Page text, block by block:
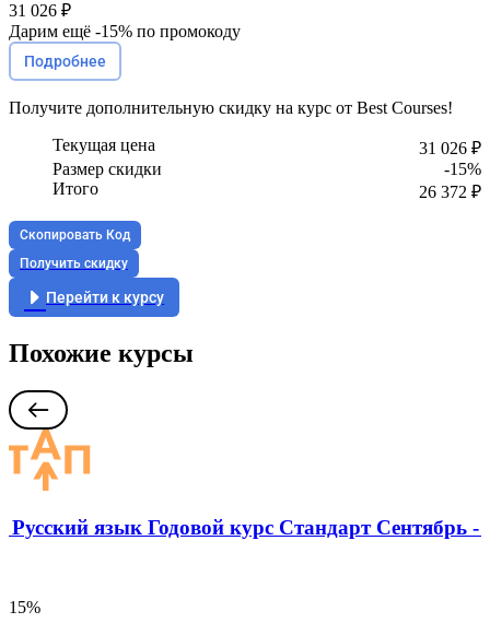
31 026 ₽
Дарим ещё -15% по промокоду
Подробнее
Получите дополнительную скидку на курс от Best Courses!
Текущая цена
31 026 ₽
Размер скидки
-15%
Итого
26 372 ₽
Скопировать Код
Получить скидку
Перейти к курсу
Похожие курсы
язык Годовой курс Стандарт Сентябрь -
15%